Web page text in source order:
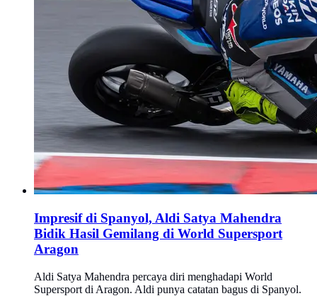
Impresif di Spanyol, Aldi Satya Mahendra
Bidik Hasil Gemilang di World Supersport
Aragon
Aldi Satya Mahendra percaya diri menghadapi World
Supersport di Aragon. Aldi punya catatan bagus di Spanyol.